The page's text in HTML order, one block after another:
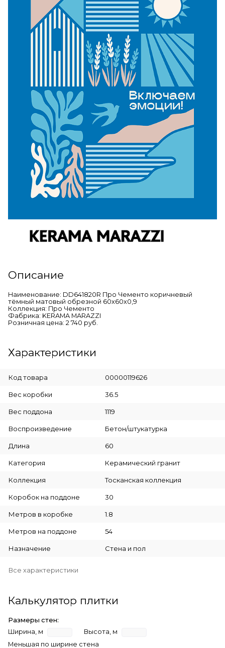
Описание
Наименование: DD641820R Про Чементо коричневый
тёмный матовый обрезной 60x60x0,9
Коллекция: Про Чементо
Фабрика: KERAMA MARAZZI
Розничная цена: 2 740 руб.
Характеристики
Код товара 00000119626
Вес коробки 36.5
Вес поддона 1119
Воспроизведение Бетон/штукатурка
Длина 60
Категория Керамический гранит
Коллекция Тосканская коллекция
Коробок на поддоне 30
Метров в коробке 1.8
Метров на поддоне 54
Назначение Стена и пол
Все характеристики
Калькулятор плитки
Размеры стен:
Ширина, м
Высота, м
Меньшая по ширине стена